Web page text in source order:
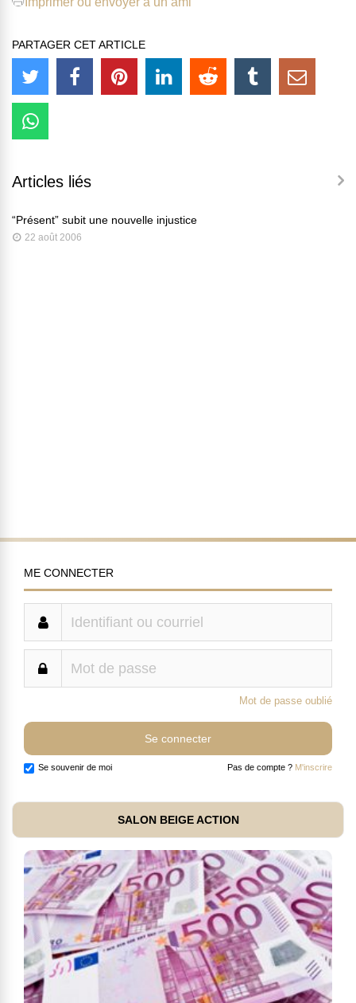
PARTAGER CET ARTICLE
Articles liés
“Présent” subit une nouvelle injustice
22 août 2006
ME CONNECTER
Mot de passe oublié
Se souvenir de moi Pas de compte ? M'inscrire
SALON BEIGE ACTION